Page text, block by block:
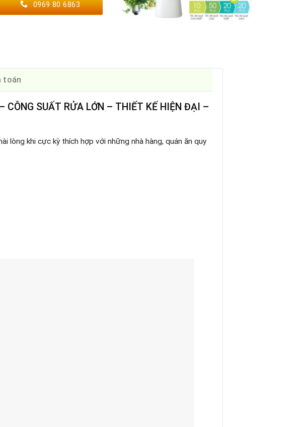
0969 80 6863
toán
– CÔNG SUẤT RỬA LỚN – THIẾT KẾ HIỆN ĐẠI –
lòng khi cực kỳ thích hợp với những nhà hàng, quán ăn quy